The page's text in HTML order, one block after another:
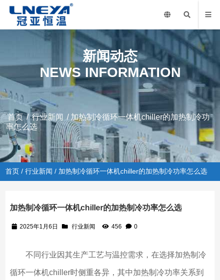
新闻动态
NEWS INFORMATION
首页/行业新闻 / 加热制冷循环一体机chiller的加热制冷功
率怎么选
首页 /行业新闻 / 加热制冷循环一体机chiller的加热制冷功率怎么选
加热制冷循环一体机chiller的加热制冷功率怎么选
2025年1月6日 行业新闻 456 0
不同行业因其生产工艺与温控需求，在选择加热制冷
循环一体机chiller时侧重各异，其中加热制冷功率关系到